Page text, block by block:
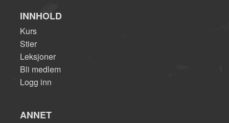
INNHOLD
Kurs
Stier
Leksjoner
Bli medlem
Logg inn
ANNET